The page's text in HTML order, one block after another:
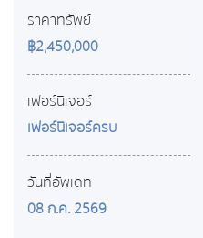
ราคาทรัพย์
฿2,450,000
เฟอร์นิเจอร์
เฟอร์นิเจอร์ครบ
วันที่อัพเดท
08 ก.ค. 2569